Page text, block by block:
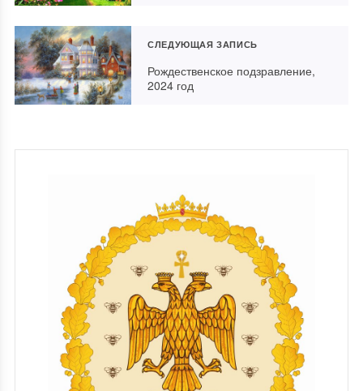
СЛЕДУЮЩАЯ ЗАПИСЬ
Рождественское подзравление,
2024 год